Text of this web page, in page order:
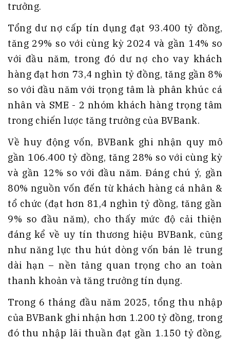
trưởng.
Tổng dư nợ cấp tín dụng đạt 93.400 tỷ đồng,
tăng 29% so với cùng kỳ 2024 và gần 14% so
với đầu năm, trong đó dư nợ cho vay khách
hàng đạt hơn 73,4 nghìn tỷ đồng, tăng gần 8%
so với đầu năm với trọng tâm là phân khúc cá
nhân và SME - 2 nhóm khách hàng trọng tâm
trong chiến lược tăng trưởng của BVBank.
Về huy động vốn, BVBank ghi nhận quy mô
gần 106.400 tỷ đồng, tăng 28% so với cùng kỳ
và gần 12% so với đầu năm. Đáng chú ý, gần
80% nguồn vốn đến từ khách hàng cá nhân &
tổ chức (đạt hơn 81,4 nghìn tỷ đồng, tăng gần
9% so đầu năm), cho thấy mức độ cải thiện
đáng kể về uy tín thương hiệu BVBank, cũng
như năng lực thu hút dòng vốn bán lẻ trung
dài hạn – nền tảng quan trọng cho an toàn
thanh khoản và tăng trưởng tín dụng.
Trong 6 tháng đầu năm 2025, tổng thu nhập
của BVBank ghi nhận hơn 1.200 tỷ đồng, trong
đó thu nhập lãi thuần đạt gần 1.150 tỷ đồng,